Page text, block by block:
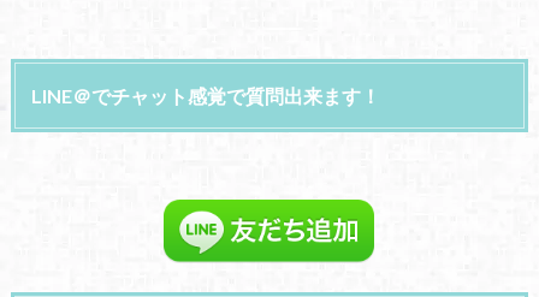
LINE＠でチャット感覚で質問出来ます！